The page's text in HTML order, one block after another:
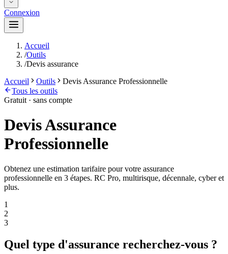
Connexion
Accueil
/Outils
/Devis assurance
Accueil
Outils
Devis Assurance Professionnelle
Tous les outils
Gratuit · sans compte
Devis Assurance
Professionnelle
Obtenez une estimation tarifaire pour votre assurance
professionnelle en 3 étapes. RC Pro, multirisque, décennale, cyber et
plus.
1
2
3
Quel type d'assurance recherchez-vous ?